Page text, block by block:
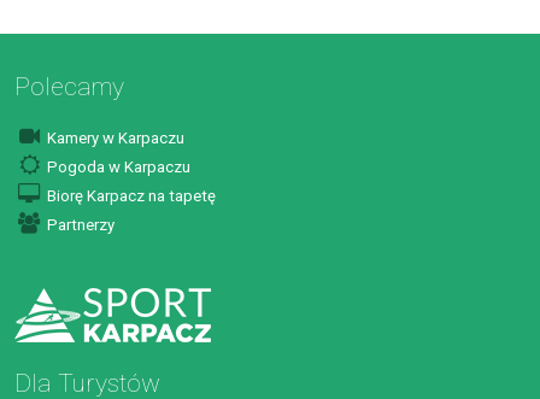
Polecamy
Kamery w Karpaczu
Pogoda w Karpaczu
Biorę Karpacz na tapetę
Partnerzy
Dla Turystów